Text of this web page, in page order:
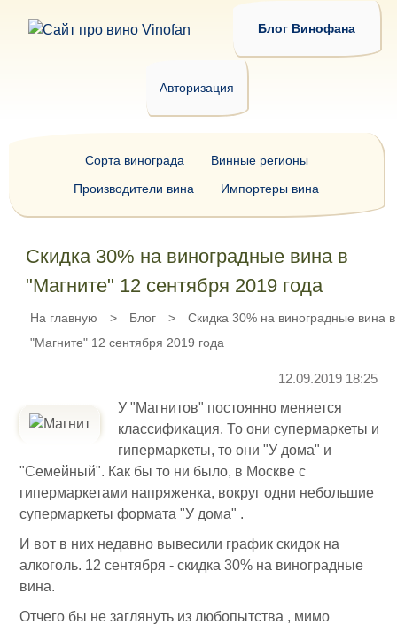
Блог Винофана
Авторизация
Скидка 30% на виноградные вина в
"Магните" 12 сентября 2019 года
На главную > Блог >
Скидка 30% на виноградные вина в
"Магните" 12 сентября 2019 года
12.09.2019 18:25
У "Магнитов" постоянно меняется
классификация. То они супермаркеты и
гипермаркеты, то они "У дома" и
"Семейный". Как бы то ни было, в Москве с
гипермаркетами напряженка, вокруг одни небольшие
супермаркеты формата "У дома" .
И вот в них недавно вывесили график скидок на
алкоголь. 12 сентября - скидка 30% на виноградные
вина.
Отчего бы не заглянуть из любопытства , мимо
Сорта винограда
Винные регионы
Производители вина
Импортеры вина